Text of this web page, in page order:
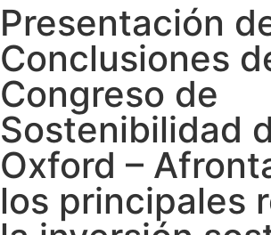
Presentación
Conclusiones
Congreso de
Sostenibilidad
Oxford –
los principales